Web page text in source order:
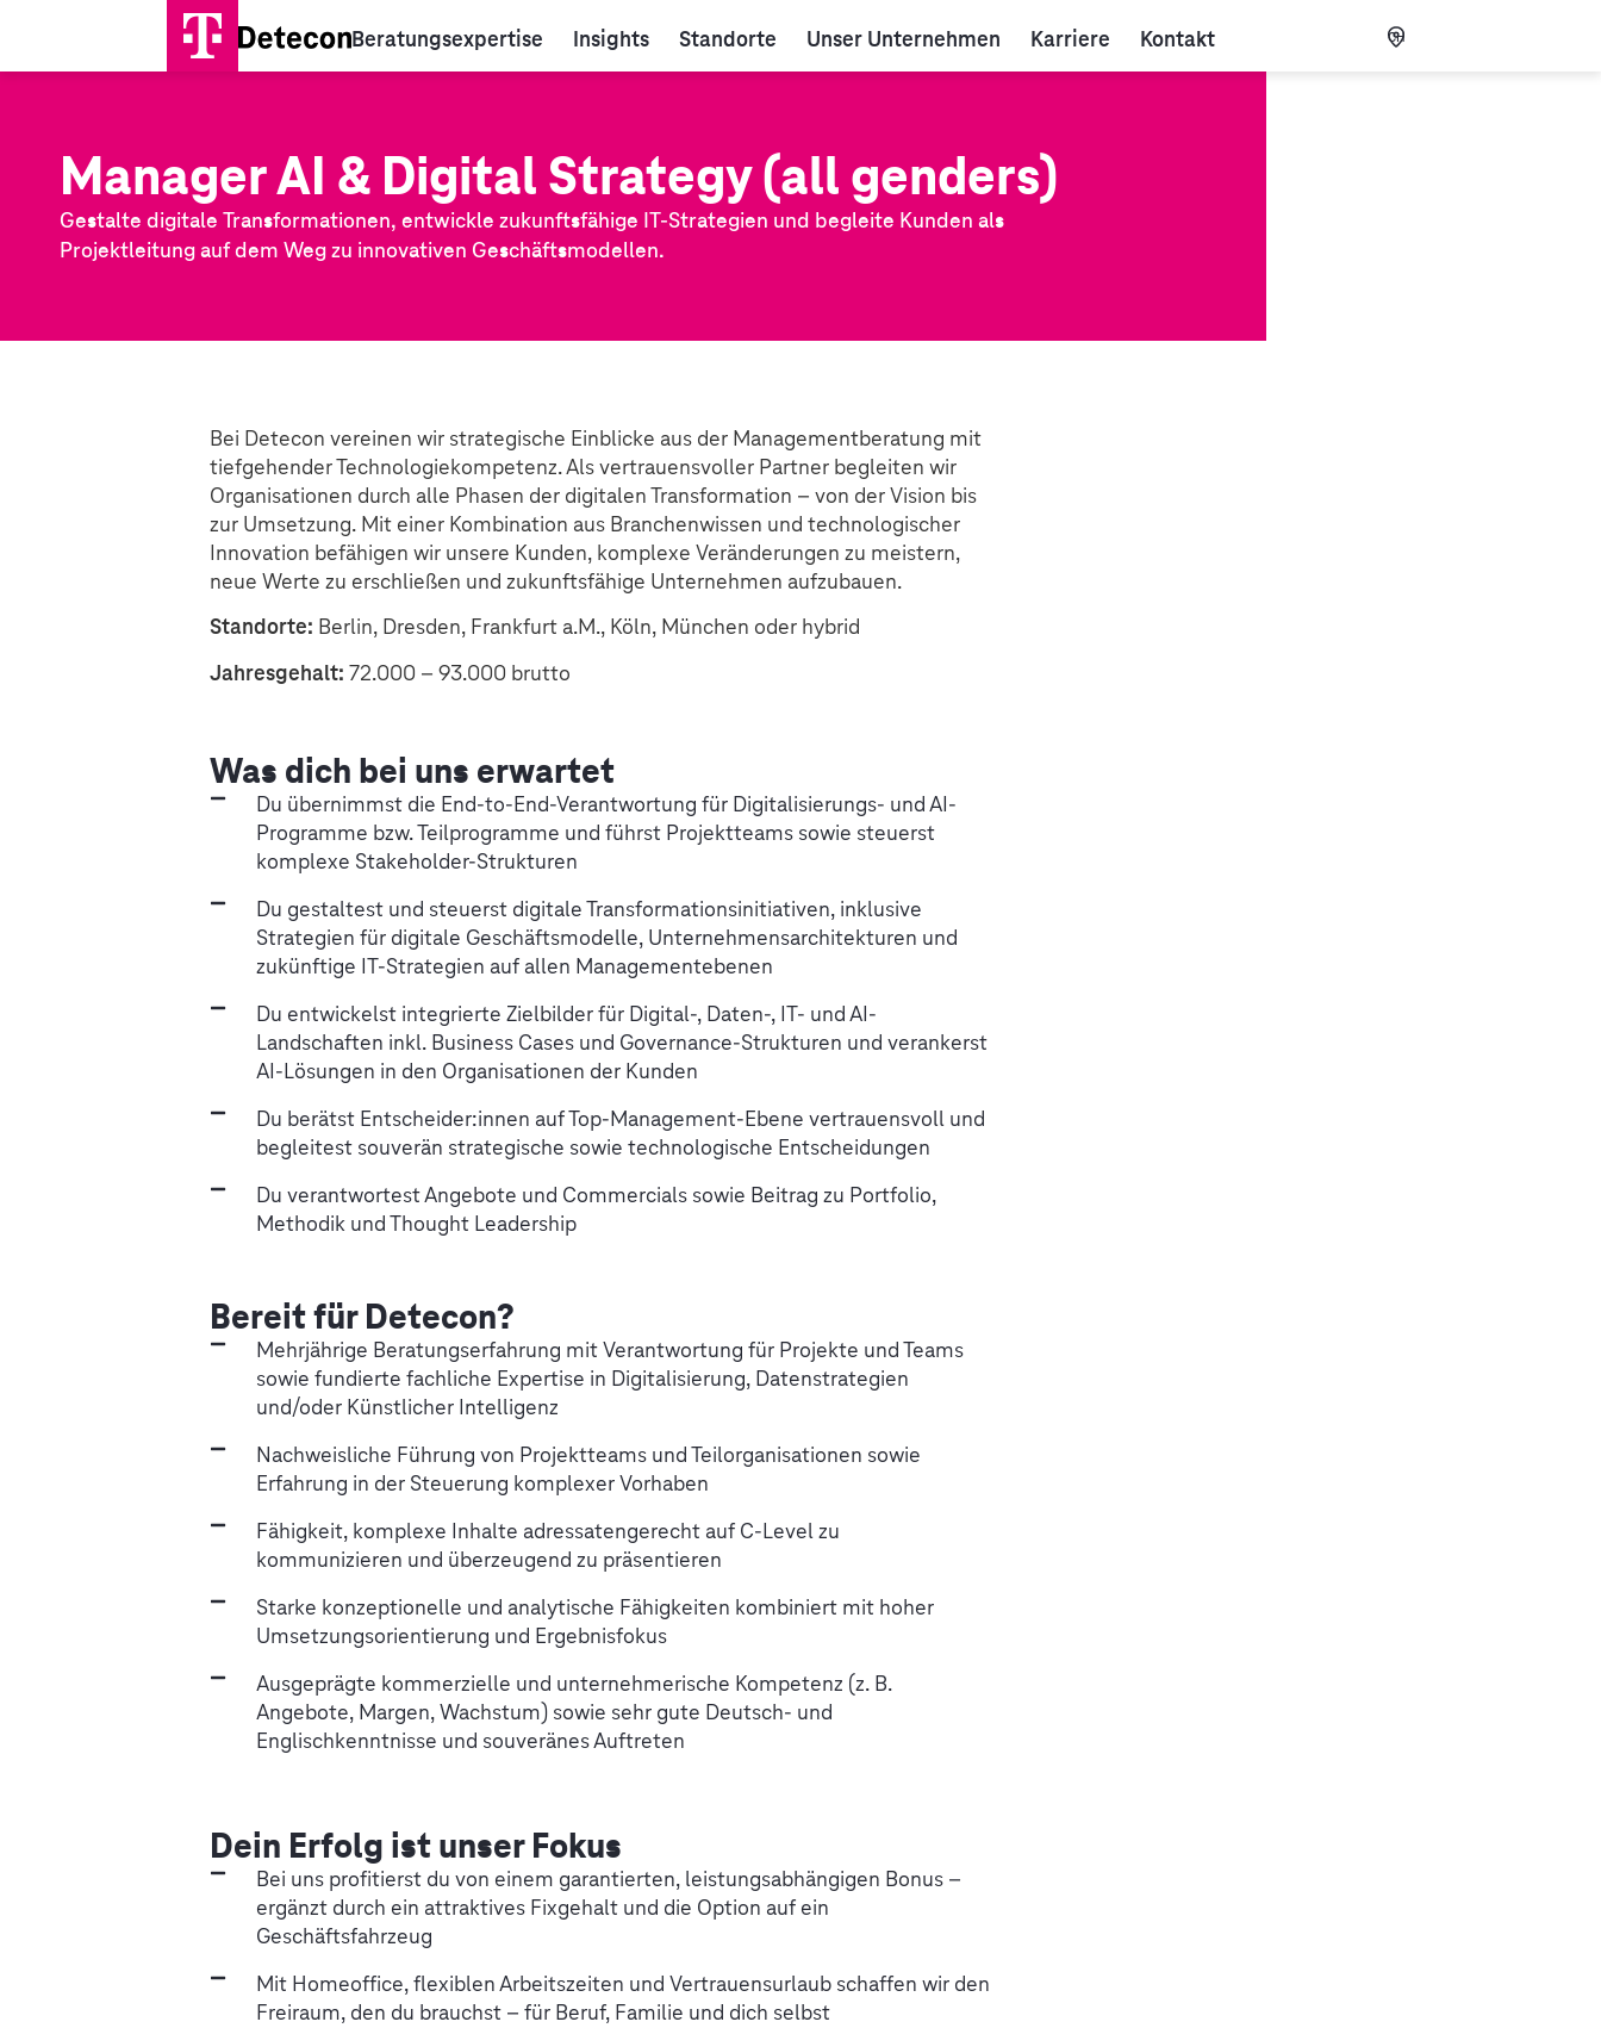
Beratungsexpertise Insights Standorte Unser Unternehmen Karriere Kontakt CH
Manager AI & Digital Strategy (all genders)
Gestalte digitale Transformationen, entwickle zukunftsfähige IT-Strategien und begleite Kunden als
Projektleitung auf dem Weg zu innovativen Geschäftsmodellen.
Bei Detecon vereinen wir strategische Einblicke aus der Managementberatung mit
tiefgehender Technologiekompetenz. Als vertrauensvoller Partner begleiten wir
Organisationen durch alle Phasen der digitalen Transformation – von der Vision bis
zur Umsetzung. Mit einer Kombination aus Branchenwissen und technologischer
Innovation befähigen wir unsere Kunden, komplexe Veränderungen zu meistern,
neue Werte zu erschließen und zukunftsfähige Unternehmen aufzubauen.
Standorte: Berlin, Dresden, Frankfurt a.M., Köln, München oder hybrid
Jahresgehalt: 72.000 – 93.000 brutto
Was dich bei uns erwartet
Du übernimmst die End-to-End-Verantwortung für Digitalisierungs- und AI-
Programme bzw. Teilprogramme und führst Projektteams sowie steuerst
komplexe Stakeholder-Strukturen
Du gestaltest und steuerst digitale Transformationsinitiativen, inklusive
Strategien für digitale Geschäftsmodelle, Unternehmensarchitekturen und
zukünftige IT-Strategien auf allen Managementebenen
Du entwickelst integrierte Zielbilder für Digital-, Daten-, IT- und AI-
Landschaften inkl. Business Cases und Governance-Strukturen und verankerst
AI-Lösungen in den Organisationen der Kunden
Du berätst Entscheider:innen auf Top-Management-Ebene vertrauensvoll und
begleitest souverän strategische sowie technologische Entscheidungen
Du verantwortest Angebote und Commercials sowie Beitrag zu Portfolio,
Methodik und Thought Leadership
Bereit für Detecon?
Mehrjährige Beratungserfahrung mit Verantwortung für Projekte und Teams
sowie fundierte fachliche Expertise in Digitalisierung, Datenstrategien
und/oder Künstlicher Intelligenz
Nachweisliche Führung von Projektteams und Teilorganisationen sowie
Erfahrung in der Steuerung komplexer Vorhaben
Fähigkeit, komplexe Inhalte adressatengerecht auf C-Level zu
kommunizieren und überzeugend zu präsentieren
Starke konzeptionelle und analytische Fähigkeiten kombiniert mit hoher
Umsetzungsorientierung und Ergebnisfokus
Ausgeprägte kommerzielle und unternehmerische Kompetenz (z. B.
Angebote, Margen, Wachstum) sowie sehr gute Deutsch- und
Englischkenntnisse und souveränes Auftreten
Dein Erfolg ist unser Fokus
Bei uns profitierst du von einem garantierten, leistungsabhängigen Bonus –
ergänzt durch ein attraktives Fixgehalt und die Option auf ein
Geschäftsfahrzeug
Mit Homeoffice, flexiblen Arbeitszeiten und Vertrauensurlaub schaffen wir den
Freiraum, den du brauchst – für Beruf, Familie und dich selbst